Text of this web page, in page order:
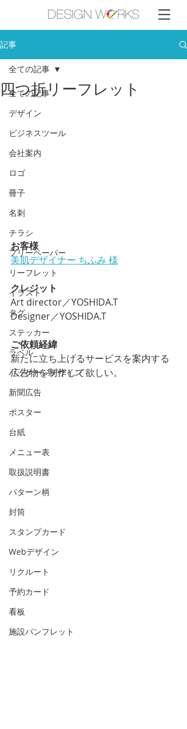
記事
全ての記事
デザイン
ビジネスツール
会社案内
ロゴ
冊子
名刺
チラシ
フリーペーパー
リーフレット
イラスト
タグ
ステッカー
ラベル
パッケージデザイン
新聞広告
ポスター
台紙
メニュー表
取扱説明書
パターン柄
封筒
スタンプカード
Webデザイン
リクルート
予約カード
看板
施設パンフレット
全ての記事
四つ折リーフレット
お客様
美肌デザイナー ちふみ 様
クレジット
Art director／YOSHIDA.T
Designer／YOSHIDA.T
ご依頼経緯
新たに立ち上げるサービスを案内する
広告物を制作して欲しい。